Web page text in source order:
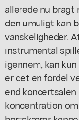
allerede nu bragt
den umuligt kan
vanskeligheder.
instrumental
igennem, kan
er det en fordel
end
koncentration